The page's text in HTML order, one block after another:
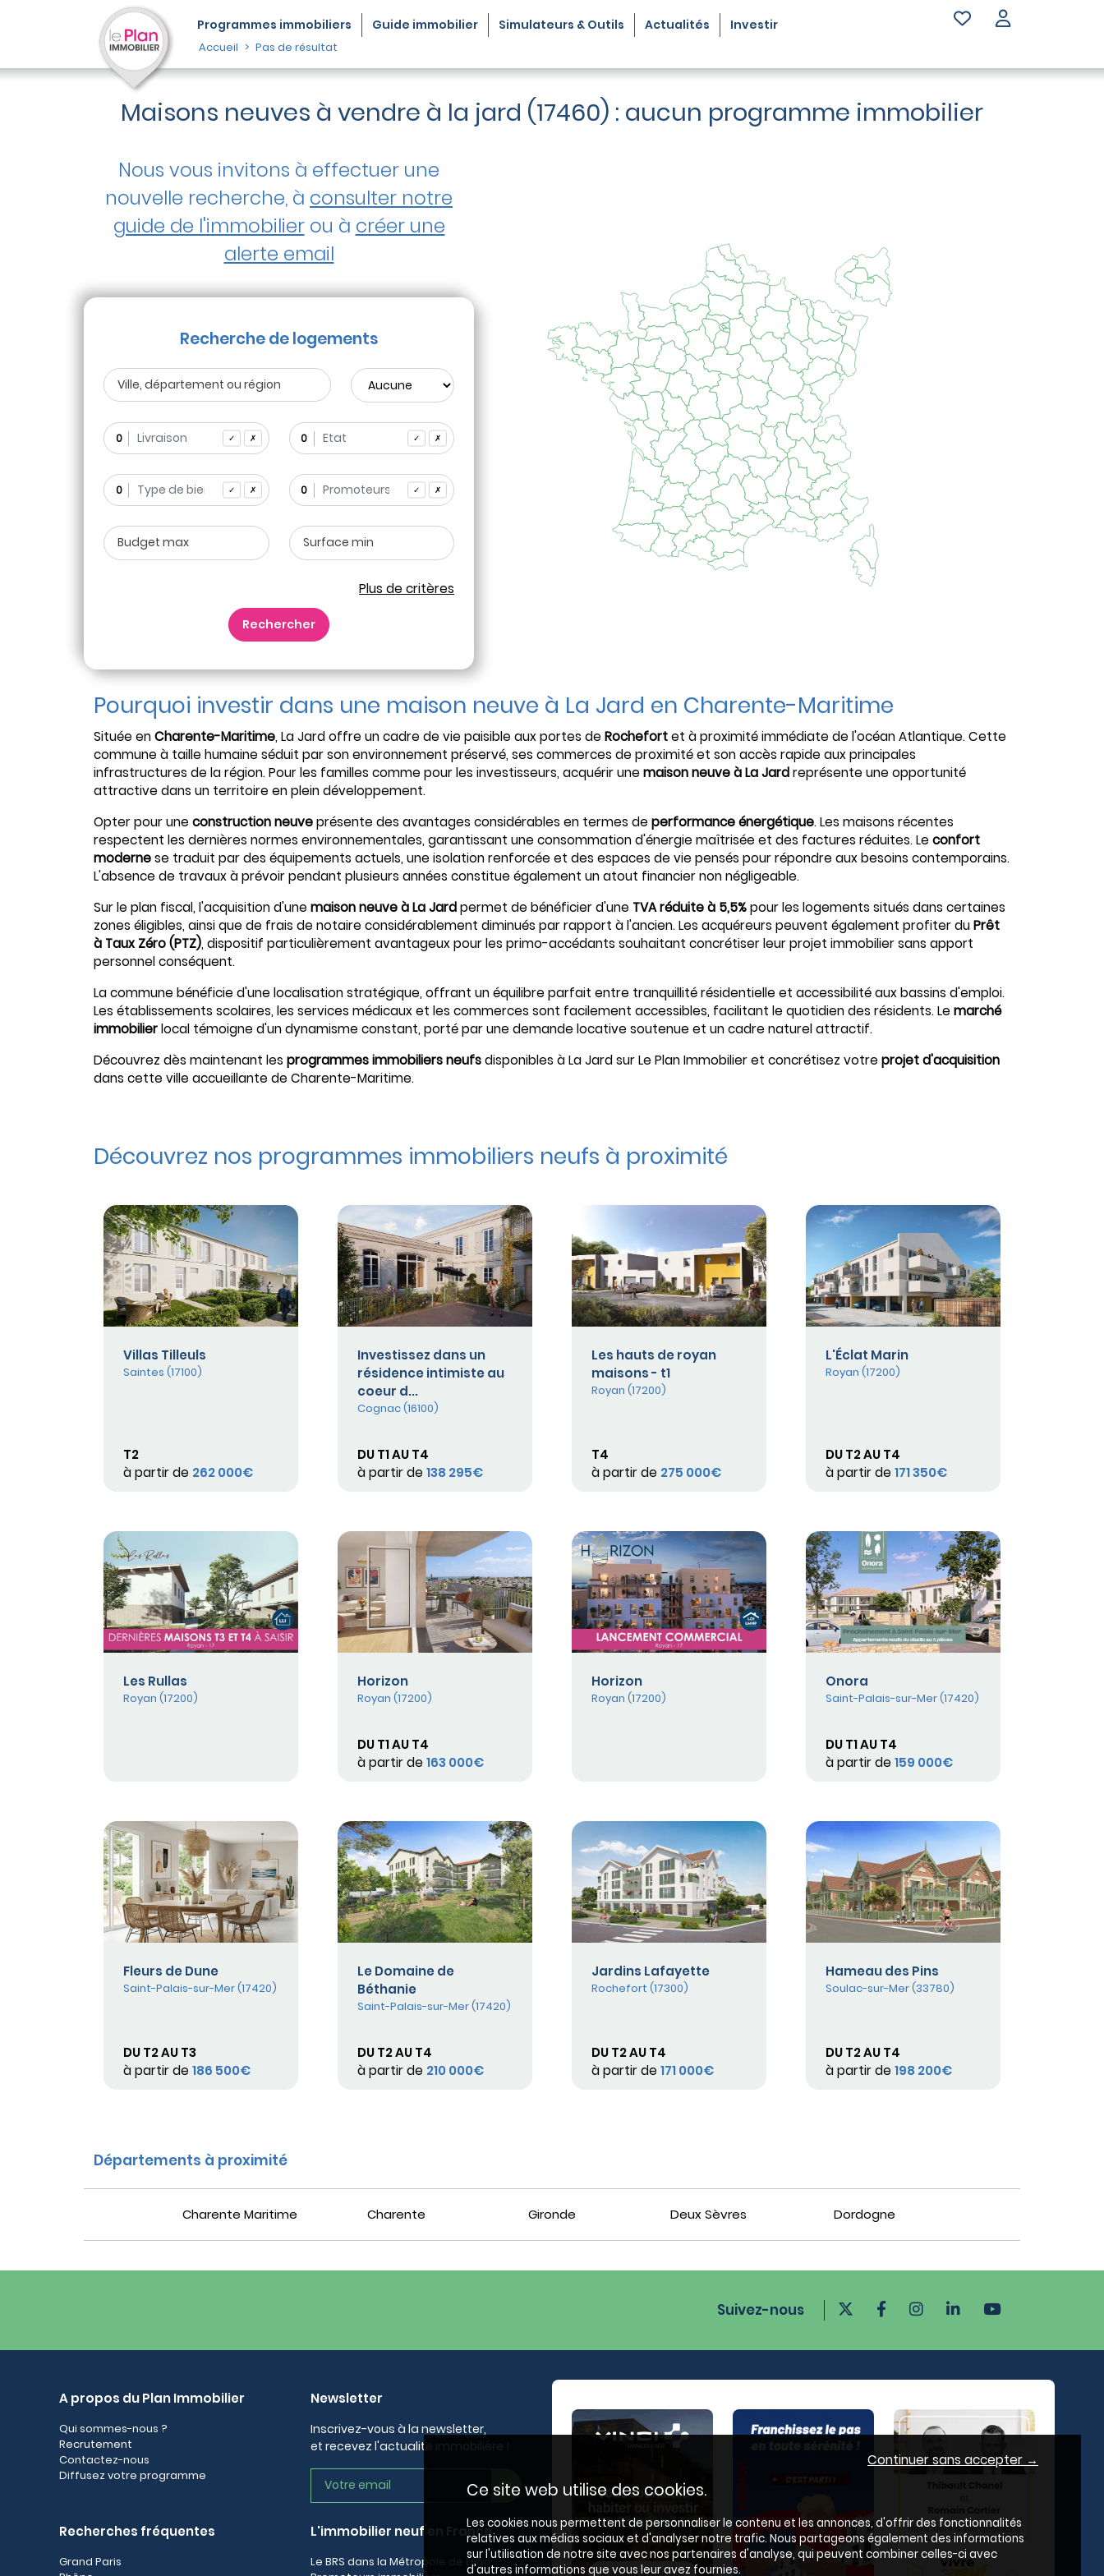
Programmes immobiliers Guide immobilier Simulateurs & Outils Actualités Investir
Accueil Pas de résultat
Maisons neuves à vendre à la jard (17460) : aucun programme immobilier
Nous vous invitons à effectuer une
nouvelle recherche, à consulter notre
guide de l'immobilierou à créer une
alerte email
Recherche de logements
0 ✓ ✗ 0 ✓ ✗
0 ✓ ✗ 0 ✓ ✗
Plus de critères
Rechercher
Pourquoi investir dans une maison neuve à La Jard en Charente-Maritime
Située enCharente-Maritime, La Jardoffre un cadre de vie paisible aux portes de Rochefortet à proximité immédiate de l'océan Atlantique. Cette
commune à taille humaine séduit par son environnement préservé, ses commerces de proximité et son accès rapide aux principales
infrastructures de la région. Pour les familles comme pour les investisseurs, acquérir une maison neuve à La Jardreprésente une opportunité
attractive dans un territoire en plein développement.
Opter pour une construction neuveprésente des avantages considérables en termes de performance énergétique. Les maisons récentes
respectent les dernières normes environnementales, garantissant une consommation d'énergie maîtrisée et des factures réduites. Le confort
modernese traduit par des équipements actuels, une isolation renforcée et des espaces de vie pensés pour répondre aux besoins contemporains.
L'absence de travaux à prévoir pendant plusieurs années constitue également un atout financier non négligeable.
Sur le plan fiscal, l'acquisition d'une maison neuve à La Jardpermet de bénéficier d'une TVA réduite à 5,5%pour les logements situés dans certaines
zones éligibles, ainsi que de frais de notaire considérablement diminués par rapport à l'ancien. Les acquéreurs peuvent également profiter duPrêt
à Taux Zéro (PTZ), dispositif particulièrement avantageux pour les primo-accédants souhaitant concrétiser leur projet immobilier sans apport
personnel conséquent.
La commune bénéficie d'une localisation stratégique, offrant un équilibre parfait entre tranquillité résidentielle et accessibilité aux bassins d'emploi.
Les établissements scolaires, les services médicaux et les commerces sont facilement accessibles, facilitant le quotidien des résidents. Le marché
immobilierlocal témoigne d'un dynamisme constant, porté par une demande locative soutenue et un cadre naturel attractif.
Découvrez dès maintenant les programmes immobiliers neufsdisponibles à La Jard sur Le Plan Immobilier et concrétisez votre projet d'acquisition
dans cette ville accueillante de Charente-Maritime.
Découvrez nos programmes immobiliers neufs à proximité
Villas Tilleuls
Saintes (17100)
T2
à partir de 262 000€
Investissez dans un
résidence intimiste au
coeur d...
Cognac (16100)
DU T1 AU T4
à partir de 138 295€
Les hauts de royan
maisons - t1
Royan (17200)
T4
à partir de 275 000€
L'Éclat Marin
Royan (17200)
DU T2 AU T4
à partir de 171 350€
Les Rullas
Royan (17200)
Horizon
Royan (17200)
DU T1 AU T4
à partir de 163 000€
Horizon
Royan (17200)
Onora
Saint-Palais-sur-Mer (17420)
DU T1 AU T4
à partir de 159 000€
Fleurs de Dune
Saint-Palais-sur-Mer (17420)
DU T2 AU T3
à partir de 186 500€
Le Domaine de
Béthanie
Saint-Palais-sur-Mer (17420)
DU T2 AU T4
à partir de 210 000€
Jardins Lafayette
Rochefort (17300)
DU T2 AU T4
à partir de 171 000€
Hameau des Pins
Soulac-sur-Mer (33780)
DU T2 AU T4
à partir de 198 200€
Départements à proximité
Charente Maritime Charente Gironde Deux Sèvres Dordogne
Suivez-nous
A propos du Plan Immobilier
Qui sommes-nous ?
Recrutement
Contactez-nous
Diffusez votre programme
Newsletter
Inscrivez-vous à la newsletter,
et recevez l'actualité immobilière !
Recherches fréquentes
Grand Paris
L'immobilier neuf en France
Le BRS dans la Métropole de Lyon
Continuer sans accepter →
Ce site web utilise des cookies.
Les cookies nous permettent de personnaliser le contenu et les annonces, d'offrir des fonctionnalités
relatives aux médias sociaux et d'analyser notre trafic. Nous partageons également des informations
sur l'utilisation de notre site avec nos partenaires d'analyse, qui peuvent combiner celles-ci avec
d'autres informations que vous leur avez fournies.